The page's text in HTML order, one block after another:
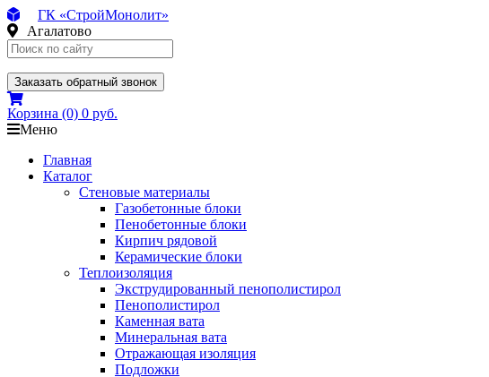
ГК «СтройМонолит»
Агалатово
Заказать обратный звонок
Корзина (0) 0 руб.
Меню
Главная
Каталог
Стеновые материалы
Газобетонные блоки
Пенобетонные блоки
Кирпич рядовой
Керамические блоки
Теплоизоляция
Экструдированный пенополистирол
Пенополистирол
Каменная вата
Минеральная вата
Отражающая изоляция
Подложки